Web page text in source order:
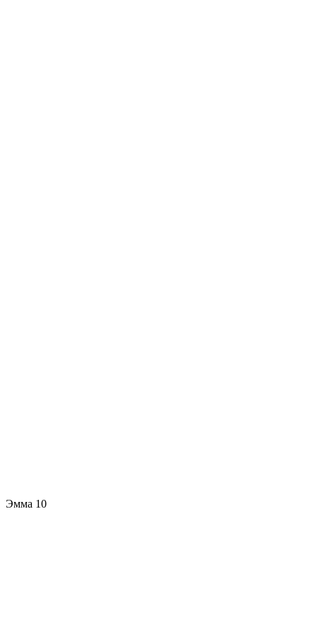
Эмма 10